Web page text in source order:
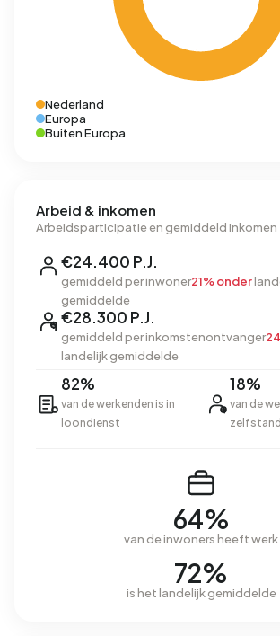
Nederland
Europa
Buiten Europa
Arbeid & inkomen
Arbeidsparticipatie en gemiddeld inkomen
€24.400 P.J.
gemiddeld per inwoner21% onder
gemiddelde
€28.300 P.J.
gemiddeld per inkomstenontvanger
landelijk gemiddelde
82%
van de werkenden is in
loondienst
18%
van de
64%
van de inwoners heeft werk
72%
is het landelijk gemiddelde